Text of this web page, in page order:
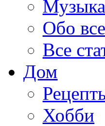
Обо
Все
Дом
Хобби